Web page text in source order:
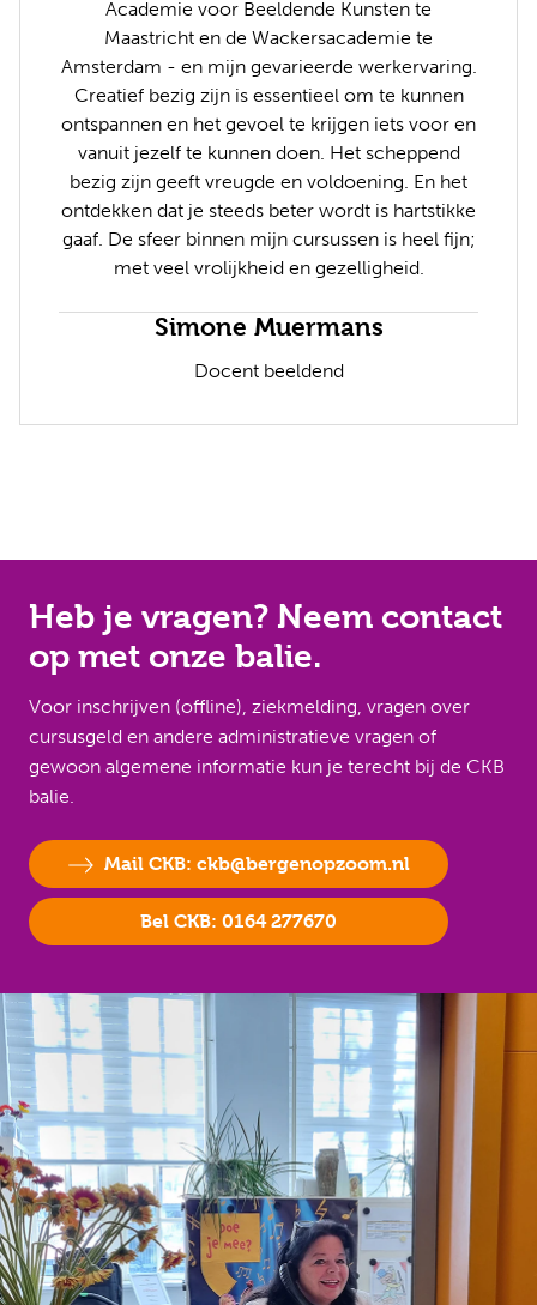
Academie voor Beeldende Kunsten te
Maastricht en de Wackersacademie te
Amsterdam - en mijn gevarieerde werkervaring.
Creatief bezig zijn is essentieel om te kunnen
ontspannen en het gevoel te krijgen iets voor en
vanuit jezelf te kunnen doen. Het scheppend
bezig zijn geeft vreugde en voldoening. En het
ontdekken dat je steeds beter wordt is hartstikke
gaaf. De sfeer binnen mijn cursussen is heel fijn;
met veel vrolijkheid en gezelligheid.
Simone Muermans
Docent beeldend
Heb je vragen? Neem contact
op met onze balie.
Voor inschrijven (offline), ziekmelding, vragen over
cursusgeld en andere administratieve vragen of
gewoon algemene informatie kun je terecht bij de CKB
balie.
Mail CKB: ckb@bergenopzoom.nl
Bel CKB: 0164 277670